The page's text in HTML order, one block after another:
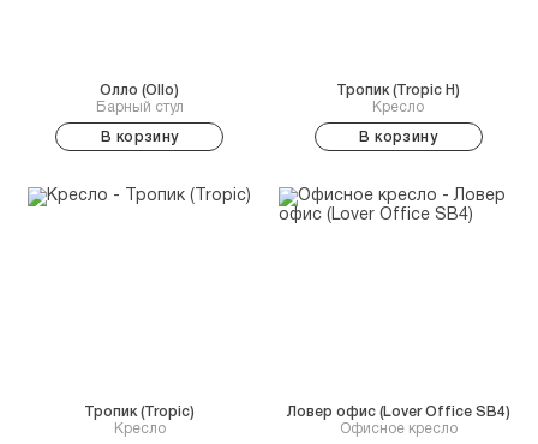
Барный стул
Олло (Ollo)
В корзину
Кресло
Тропик (Tropic H)
В корзину
Кресло
Тропик (Tropic)
Офисное кресло
Ловер офис (Lover Office SB4)